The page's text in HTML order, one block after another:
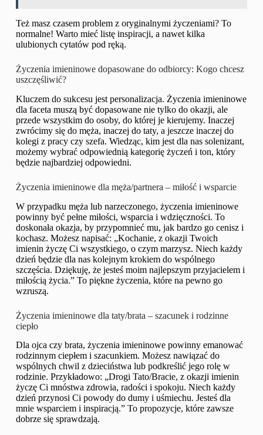
Też masz czasem problem z oryginalnymi życzeniami? To
normalne! Warto mieć listę inspiracji, a nawet kilka
ulubionych cytatów pod ręką.
Życzenia imieninowe dopasowane do odbiorcy: Kogo chcesz
uszczęśliwić?
Kluczem do sukcesu jest personalizacja. Życzenia imieninowe
dla faceta muszą być dopasowane nie tylko do okazji, ale
przede wszystkim do osoby, do której je kierujemy. Inaczej
zwrócimy się do męża, inaczej do taty, a jeszcze inaczej do
kolegi z pracy czy szefa. Wiedząc, kim jest dla nas solenizant,
możemy wybrać odpowiednią kategorię życzeń i ton, który
będzie najbardziej odpowiedni.
Życzenia imieninowe dla męża/partnera – miłość i wsparcie
W przypadku męża lub narzeczonego, życzenia imieninowe
powinny być pełne miłości, wsparcia i wdzięczności. To
doskonała okazja, by przypomnieć mu, jak bardzo go cenisz i
kochasz. Możesz napisać: „Kochanie, z okazji Twoich
imienin życzę Ci wszystkiego, o czym marzysz. Niech każdy
dzień będzie dla nas kolejnym krokiem do wspólnego
szczęścia. Dziękuję, że jesteś moim najlepszym przyjacielem i
miłością życia.” To piękne życzenia, które na pewno go
wzruszą.
Życzenia imieninowe dla taty/brata – szacunek i rodzinne
ciepło
Dla ojca czy brata, życzenia imieninowe powinny emanować
rodzinnym ciepłem i szacunkiem. Możesz nawiązać do
wspólnych chwil z dzieciństwa lub podkreślić jego rolę w
rodzinie. Przykładowo: „Drogi Tato/Bracie, z okazji imienin
życzę Ci mnóstwa zdrowia, radości i spokoju. Niech każdy
dzień przynosi Ci powody do dumy i uśmiechu. Jesteś dla
mnie wsparciem i inspiracją.” To propozycje, które zawsze
dobrze się sprawdzają.